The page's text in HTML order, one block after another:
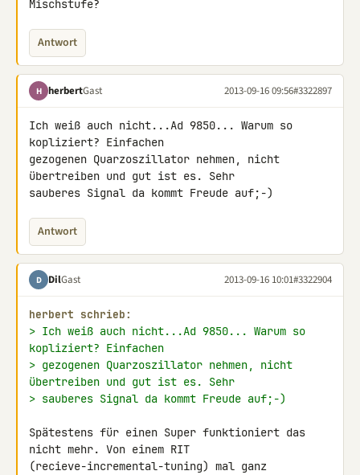
Mischstufe?
Antwort
H herbertGast 2013-09-16 09:56#3322897
Ich weiß auch nicht...Ad 9850... Warum so
kopliziert? Einfachen
gezogenen Quarzoszillator nehmen, nicht
übertreiben und gut ist es. Sehr
sauberes Signal da kommt Freude auf;-)
Antwort
D DilGast 2013-09-16 10:01#3322904
herbert schrieb:
> Ich weiß auch nicht...Ad 9850... Warum so
kopliziert? Einfachen
> gezogenen Quarzoszillator nehmen, nicht
übertreiben und gut ist es. Sehr
> sauberes Signal da kommt Freude auf;-)
Spätestens für einen Super funktioniert das
nicht mehr. Von einem RIT
(recieve-incremental-tuning) mal ganz